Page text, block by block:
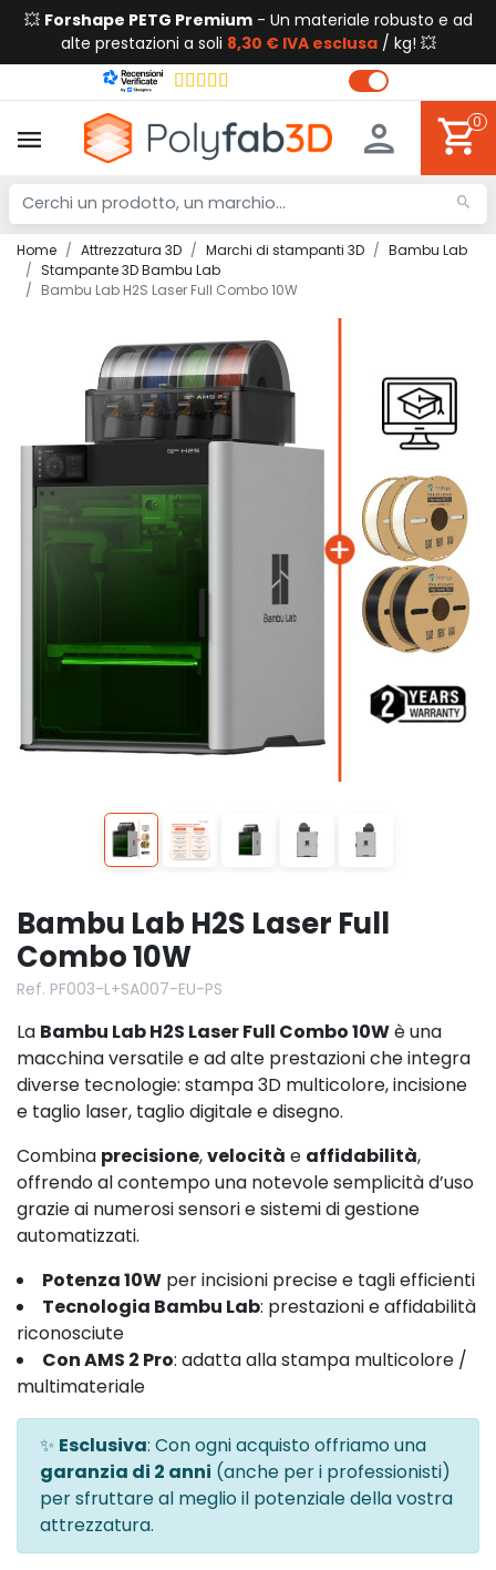
💥 Forshape PETG Premium- Un materiale robusto e ad
alte prestazioni a soli 8,30 € IVA esclusa/ kg! 💥
0
Home Attrezzatura 3D Marchi di stampanti 3D
Bambu Lab
Stampante 3D Bambu Lab
Bambu Lab H2S Laser Full Combo 10W
Bambu Lab H2S Laser Full
Combo 10W
Ref. PF003-L+SA007-EU-PS
La Bambu Lab H2S Laser Full Combo 10Wè una
macchina versatile e ad alte prestazioni che integra
diverse tecnologie: stampa 3D multicolore, incisione
e taglio laser, taglio digitale e disegno.
Combina precisione,velocità e affidabilità,
offrendo al contempo una notevole semplicità d’uso
grazie ai numerosi sensori e sistemi di gestione
automatizzati.
Potenza 10W per incisioni precise e tagli efficienti
Tecnologia Bambu Lab: prestazioni e affidabilità
riconosciute
Con AMS 2 Pro: adatta alla stampa multicolore /
multimateriale
✨ Esclusiva: Con ogni acquisto offriamo una
garanzia di 2 anni (anche per i professionisti)
per sfruttare al meglio il potenziale della vostra
attrezzatura.